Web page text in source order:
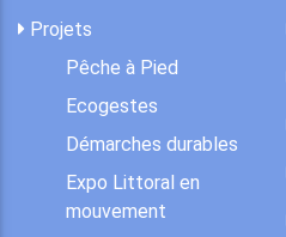
Projets
Pêche à Pied
Ecogestes
Démarches durables
Expo Littoral en
mouvement